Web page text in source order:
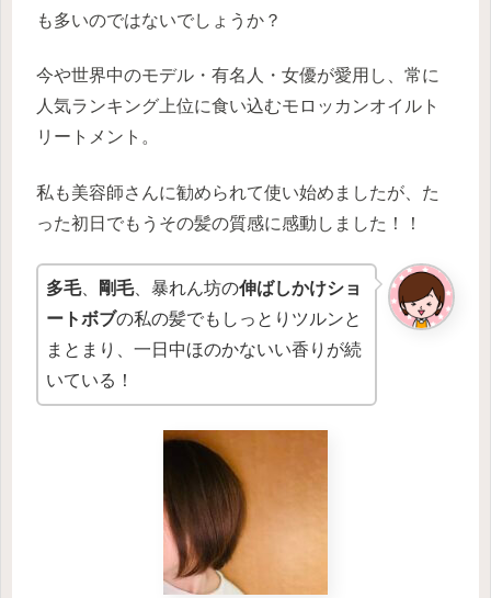
も多いのではないでしょうか？
今や世界中のモデル・有名人・女優が愛用し、常に
人気ランキング上位に食い込むモロッカンオイルト
リートメント。
私も美容師さんに勧められて使い始めましたが、た
った初日でもうその髪の質感に感動しました！！
多毛、 剛毛、暴れん坊の伸ばしかけショ
ートボブの私の髪でもしっとりツルンと
まとまり、一日中ほのかないい香りが続
いている！